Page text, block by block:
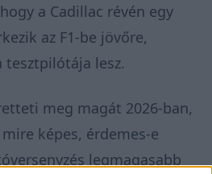
a Cadillac révén egy
az F1-be jövőre,
lesz.
meg magát 2026-ban,
képes, érdemes-e
legmagasabb